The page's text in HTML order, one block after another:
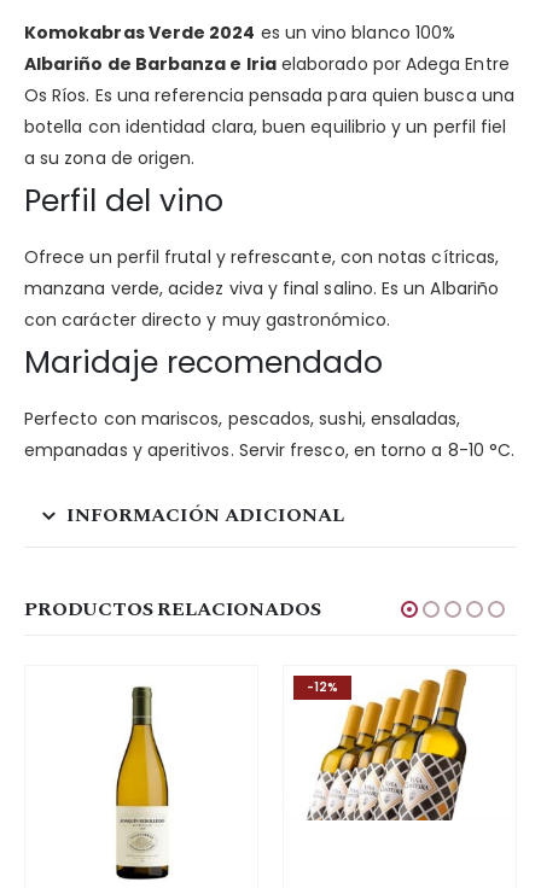
Komokabras Verde 2024 es un vino blanco 100%
Albariño de Barbanza e Iriaelaborado por Adega Entre
Os Ríos. Es una referencia pensada para quien busca una
botella con identidad clara, buen equilibrio y un perfil fiel
a su zona de origen.
Perfil del vino
Ofrece un perfil frutal y refrescante, con notas cítricas,
manzana verde, acidez viva y final salino. Es un Albariño
con carácter directo y muy gastronómico.
Maridaje recomendado
Perfecto con mariscos, pescados, sushi, ensaladas,
empanadas y aperitivos. Servir fresco, en torno a 8-10 °C.
INFORMACIÓN ADICIONAL
PRODUCTOS RELACIONADOS
-12%